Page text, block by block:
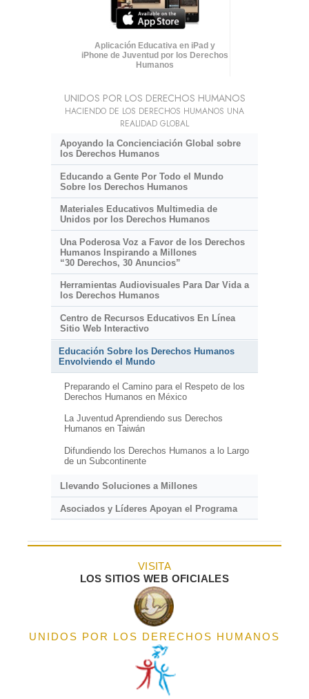
Aplicación Educativa en iPad y
iPhone de Juventud por los Derechos
Humanos
UNIDOS POR LOS DERECHOS HUMANOS
HACIENDO DE LOS DERECHOS HUMANOS UNA
REALIDAD GLOBAL
Apoyando la Concienciación Global sobre
los Derechos Humanos
Educando a Gente Por Todo el Mundo
Sobre los Derechos Humanos
Materiales Educativos Multimedia de
Unidos por los Derechos Humanos
Una Poderosa Voz a Favor de los Derechos
Humanos Inspirando a Millones
“30 Derechos, 30 Anuncios”
Herramientas Audiovisuales Para Dar Vida a
los Derechos Humanos
Centro de Recursos Educativos En Línea
Sitio Web Interactivo
Educación Sobre los Derechos Humanos
Envolviendo el Mundo
Preparando el Camino para el Respeto de los
Derechos Humanos en México
La Juventud Aprendiendo sus Derechos
Humanos en Taiwán
Difundiendo los Derechos Humanos a lo Largo
de un Subcontinente
Llevando Soluciones a Millones
Asociados y Líderes Apoyan el Programa
VISITA
LOS SITIOS WEB OFICIALES
UNIDOS POR LOS DERECHOS HUMANOS